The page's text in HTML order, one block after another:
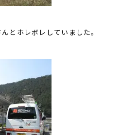
とホレボレしていました。